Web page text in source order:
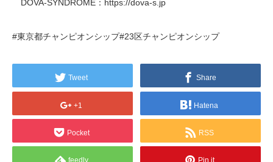
DOVA-SYNDROME：https://dova-s.jp
#東京都チャンピオンシップ#23区チャンピオンシップ
Tweet Share
+1 Hatena
Pocket RSS
feedly Pin it